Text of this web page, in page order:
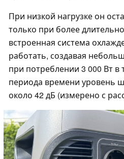
При низкой нагрузке он
только при более
встроенная система
работать, создавая
при потреблении 3 000 Вт в
периода времени уровень
около 42 дБ (измерено с